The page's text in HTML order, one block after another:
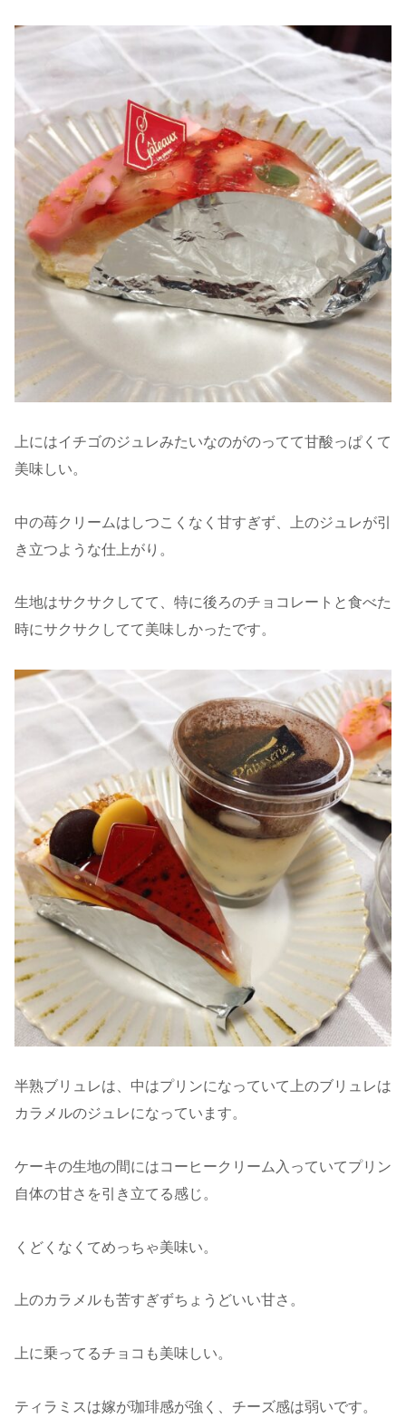
上にはイチゴのジュレみたいなのがのってて甘酸っぱくて
美味しい。
中の苺クリームはしつこくなく甘すぎず、上のジュレが引
き立つような仕上がり。
生地はサクサクしてて、特に後ろのチョコレートと食べた
時にサクサクしてて美味しかったです。
半熟ブリュレは、中はプリンになっていて上のブリュレは
カラメルのジュレになっています。
ケーキの生地の間にはコーヒークリーム入っていてプリン
自体の甘さを引き立てる感じ。
くどくなくてめっちゃ美味い。
上のカラメルも苦すぎずちょうどいい甘さ。
上に乗ってるチョコも美味しい。
ティラミスは嫁が珈琲感が強く、チーズ感は弱いです。